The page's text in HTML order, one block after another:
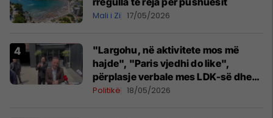
Mali i Zi 17/05/2026
"Largohu, në aktivitete mos më
hajde", "Paris vjedhi do like",
përplasje verbale mes LDK-së dhe
PSD-së
Politikë 18/05/2026